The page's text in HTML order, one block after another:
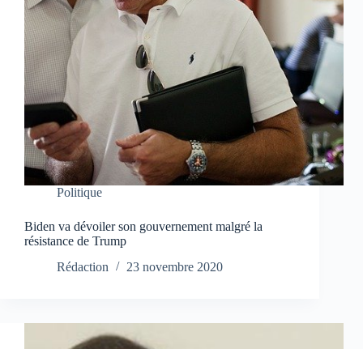
Politique
Biden va dévoiler son gouvernement malgré la
résistance de Trump
Rédaction
23 novembre 2020